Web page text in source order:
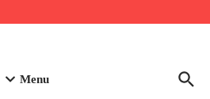
da Pessoa Idosa 2026
Menu